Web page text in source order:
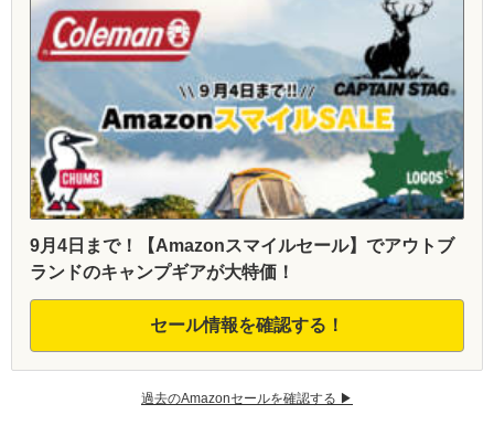
9月4日まで！【Amazonスマイルセール】でアウトブ
ランドのキャンプギアが大特価！
セール情報を確認する！
過去のAmazonセールを確認する ▶︎